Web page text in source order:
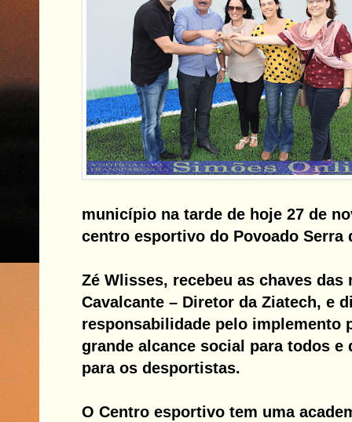
município na tarde de hoje 27 de
centro esportivo do Povoado Serra
Zé Wlisses, recebeu as chaves das
Cavalcante – Diretor da Ziatech, e
responsabilidade pelo implemento
grande alcance social para todos e
para os desportistas.
O Centro esportivo tem uma